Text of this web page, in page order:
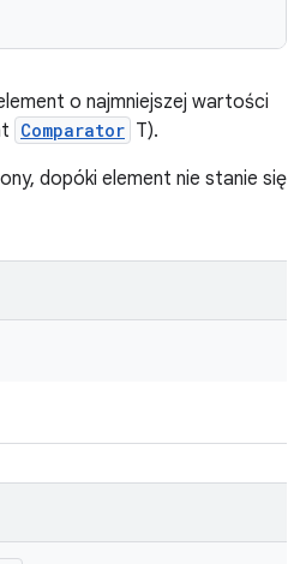
o najmniejszej wartości
Comparator T).
dopóki element nie stanie się